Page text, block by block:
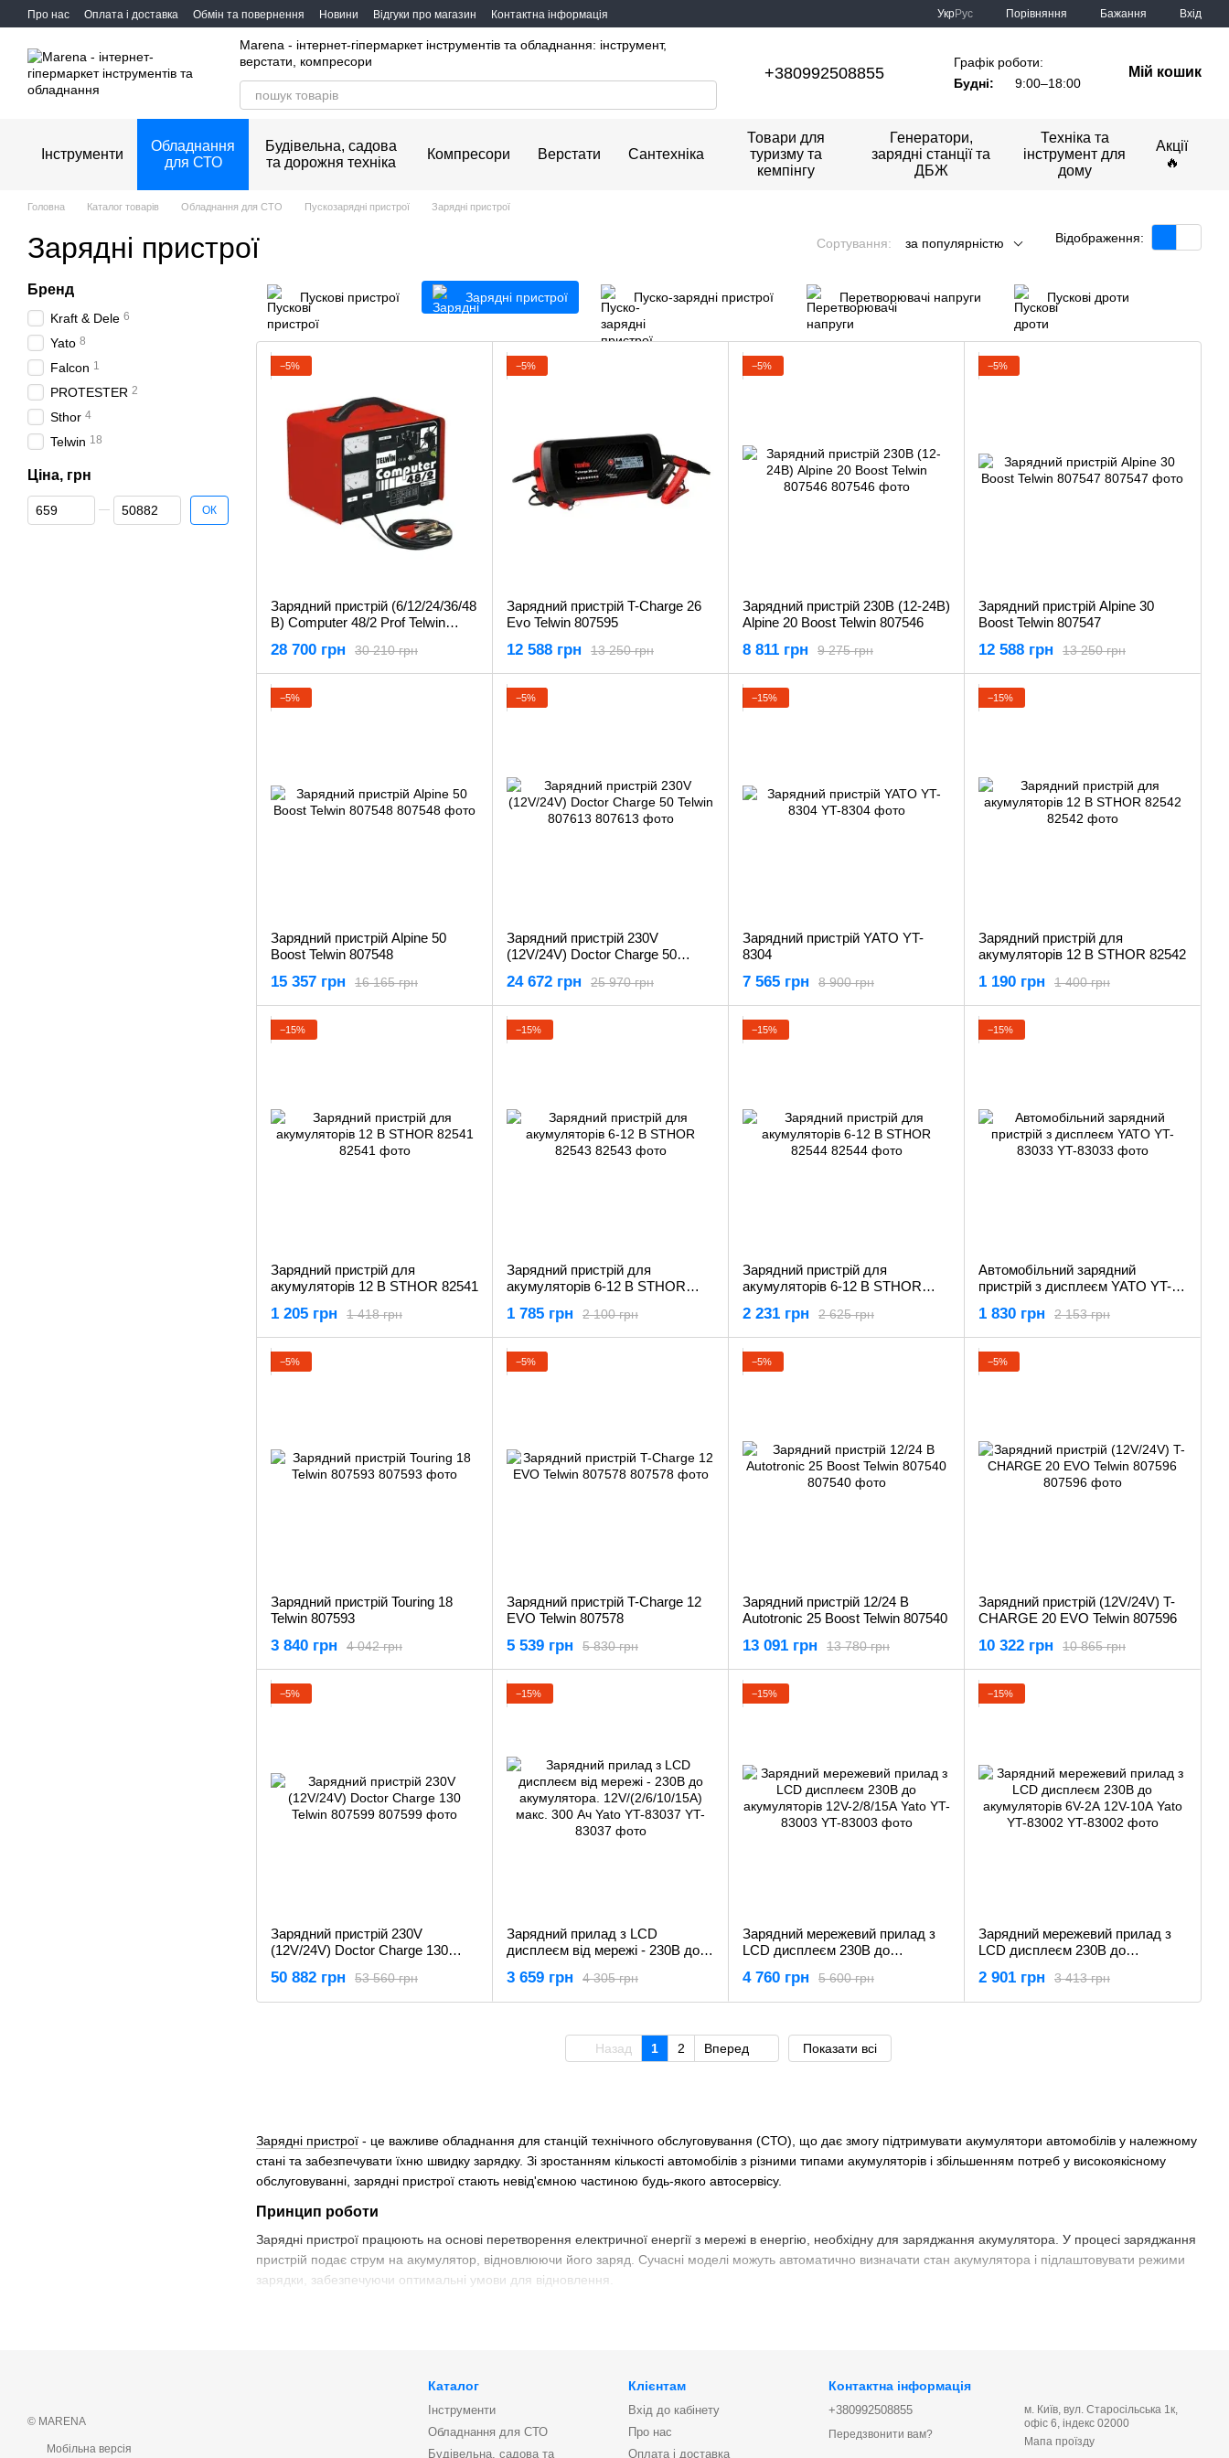
Перейти до основного контенту
Про нас Оплата і доставка Обмін та повернення Новини Відгуки про магазин Контактна інформація УкрРус Порівняння Бажання Вхід
Marena - інтернет-гіпермаркет інструментів та обладнання: інструмент,
верстати, компресори
+380992508855
Графік роботи:
Будні:
9:00–18:00
Мій кошик
Інструменти
Обладнання
для СТО
Будівельна, садова
та дорожня техніка
Компресори Верстати Сантехніка
Товари для
туризму та
кемпінгу
Генератори,
зарядні станції та
ДБЖ
Техніка та
інструмент для
дому
Акції
🔥
Головна Каталог товарів Обладнання для СТО Пускозарядні пристрої Зарядні пристрої
Зарядні пристрої Сортування: за популярністю Відображення:
Зарядні пристрої - це важливе обладнання для станцій технічного обслуговування (СТО), що дає змогу підтримувати акумулятори автомобілів у належному
стані та забезпечувати їхню швидку зарядку. Зі зростанням кількості автомобілів з різними типами акумуляторів і збільшенням потреб у високоякісному
обслуговуванні, зарядні пристрої стають невід'ємною частиною будь-якого автосервісу.
Принцип роботи
Зарядні пристрої працюють на основі перетворення електричної енергії з мережі в енергію, необхідну для заряджання акумулятора. У процесі заряджання
пристрій подає струм на акумулятор, відновлюючи його заряд. Сучасні моделі можуть автоматично визначати стан акумулятора і підлаштовувати режими
зарядки, забезпечуючи оптимальні умови для відновлення.
Підтримуюче заряджання:Ця функція дає змогу підтримувати акумулятор у зарядженому стані, запобігаючи його розряду.
Види зарядних пристроїв
Автоматичні зарядні пристрої:Оснащені інтелектуальними системами, які автоматично регулюють процес зарядки, що значно спрощує роботу
Пускові пристрої Зарядні пристрої Пуско-зарядні пристрої Перетворювачі напруги Пускові дроти
−5%
Зарядний пристрій (6/12/24/36/48
В) Computer 48/2 Prof Telwin
30 210 грн
28 700 грн
−5%
Зарядний пристрій T-Charge 26
Evo Telwin 807595
13 250 грн
12 588 грн
−5%
Зарядний пристрій 230В (12-24В)
Alpine 20 Boost Telwin 807546
9 275 грн
8 811 грн
−5%
Зарядний пристрій Alpine 30
Boost Telwin 807547
13 250 грн
12 588 грн
−5%
Зарядний пристрій Alpine 50
Boost Telwin 807548
16 165 грн
15 357 грн
−5%
Зарядний пристрій 230V
(12V/24V) Doctor Charge 50
25 970 грн
24 672 грн
−15%
Зарядний пристрій YATO YT-
8304
8 900 грн
7 565 грн
−15%
Зарядний пристрій для
акумуляторів 12 В STHOR 82542
1 400 грн
1 190 грн
−15%
Зарядний пристрій для
акумуляторів 12 В STHOR 82541
1 418 грн
1 205 грн
−15%
Зарядний пристрій для
акумуляторів 6-12 В STHOR
2 100 грн
1 785 грн
−15%
Зарядний пристрій для
акумуляторів 6-12 В STHOR
2 625 грн
2 231 грн
−15%
Автомобільний зарядний
пристрій з дисплеєм YATO YT-
2 153 грн
1 830 грн
−5%
Зарядний пристрій Touring 18
Telwin 807593
4 042 грн
3 840 грн
−5%
Зарядний пристрій T-Charge 12
EVO Telwin 807578
5 830 грн
5 539 грн
−5%
Зарядний пристрій 12/24 В
Autotronic 25 Boost Telwin 807540
13 780 грн
13 091 грн
−5%
Зарядний пристрій (12V/24V) T-
CHARGE 20 EVO Telwin 807596
10 865 грн
10 322 грн
−5%
Зарядний пристрій 230V
(12V/24V) Doctor Charge 130
53 560 грн
50 882 грн
−15%
Зарядний прилад з LCD
дисплеєм від мережі - 230В до
макс. 300 Aч Yato YT-83037
4 305 грн
3 659 грн
−15%
Зарядний мережевий прилад з
LCD дисплеєм 230В до
YT-83003
5 600 грн
4 760 грн
−15%
Зарядний мережевий прилад з
LCD дисплеєм 230В до
Yato YT-830023 413 грн
2 901 грн
Назад 1 2 Вперед Показати всі
Бренд
Kraft & Dele 6
Yato 8
Falcon 1
PROTESTER 2
Sthor 4
Telwin 18
Ціна, грн
Від Ціна, грн
До Ціна, грн ОК
© MARENA
Мобільна версія
Каталог
Інструменти
Обладнання для СТО
Будівельна, садова та
Клієнтам
Вхід до кабінету
Про нас
Оплата і доставка
Контактна інформація
+380992508855
Передзвонити вам?
м. Київ, вул. Старосільська 1к,
офіс 6, індекс 02000
Мапа проїзду